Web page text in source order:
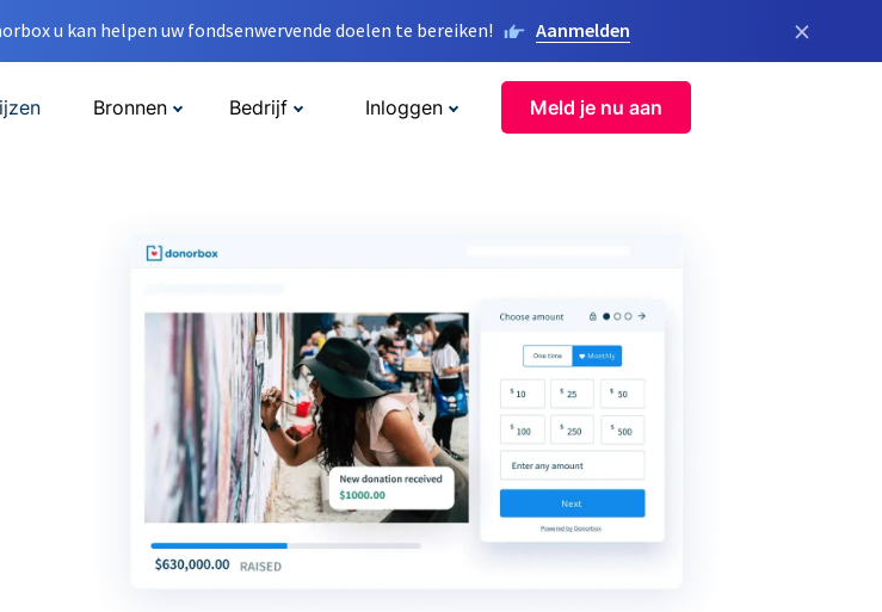
u kan helpen uw fondsenwervende doelen te bereiken! Aanmelden ×
Bronnen Bedrijf Inloggen Meld je nu aan